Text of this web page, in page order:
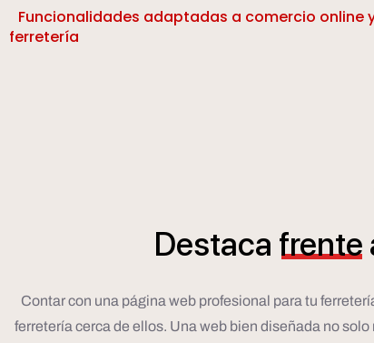
Funcionalidades adaptadas a comercio online
ferretería
Destaca frente
Contar con una página web profesional para tu
ferretería cerca de ellos. Una web bien diseñada no